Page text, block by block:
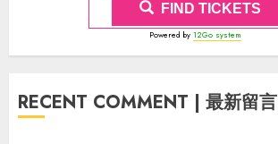
FIND TICKETS
Powered by 12Go system
RECENT COMMENT | 最新留言